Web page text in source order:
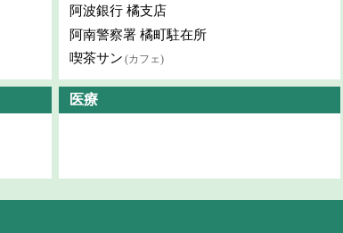
阿波銀行 橘支店
阿南警察署 橘町駐在所
喫茶サン (カフェ)
医療